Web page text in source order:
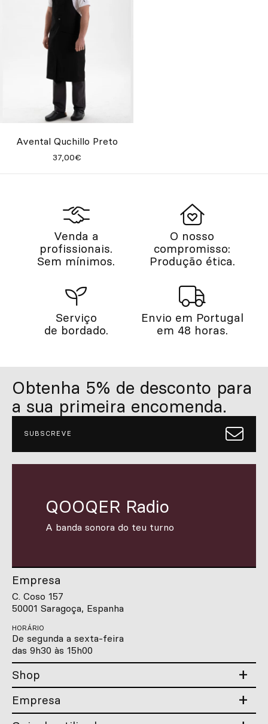
Avental Quchillo Preto
37,00€
Venda a
profissionais.
Sem mínimos.
O nosso
compromisso:
Produção ética.
Serviço
de bordado.
Envio em Portugal
em 48 horas.
Obtenha 5% de desconto para
a sua primeira encomenda.
SUBSCREVE
QOOQER Radio
A banda sonora do teu turno
Empresa
C. Coso 157
50001 Saragoça, Espanha
HORÁRIO
De segunda a sexta-feira
das 9h30 às 15h00
Shop
Empresa